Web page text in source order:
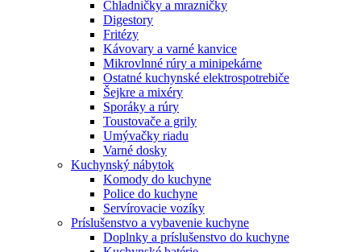
Chladničky a mrazničky
Digestory
Fritézy
Kávovary a varné kanvice
Mikrovlnné rúry a minipekárne
Ostatné kuchynské elektrospotrebiče
Šejkre a mixéry
Sporáky a rúry
Toustovače a grily
Umývačky riadu
Varné dosky
Kuchynský nábytok
Komody do kuchyne
Police do kuchyne
Servírovacie vozíky
Príslušenstvo a vybavenie kuchyne
Doplnky a príslušenstvo do kuchyne